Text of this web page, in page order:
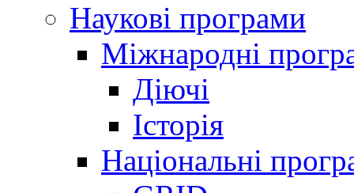
Наукові програми
Міжнародні
Діючі
Історія
Національні